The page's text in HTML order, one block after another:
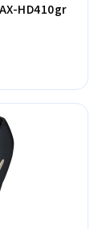
HD410gr